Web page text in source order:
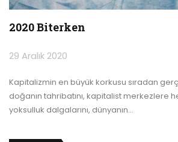
2020 Biterken
29 Aralık 2020
Kapitalizmin en büyük korkusu sıradan
doğanın tahribatını, kapitalist merkezlere
yoksulluk dalgalarını, dünyanın…